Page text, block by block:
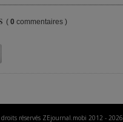
( 0 commentaires )
droits réservés ZEjournal.mobi 2012 - 2026